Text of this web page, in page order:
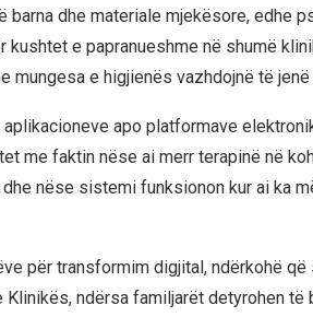
dhe materiale mjekësore, edhe
kushtet e papranueshme në shumë
mungesa e higjienës vazhdojnë të
apo platformave
me faktin nëse ai merr terapinë në
nëse sistemi funksionon kur ai ka
për transformim digjital, ndërkohë që
ndërsa familjarët detyrohen të